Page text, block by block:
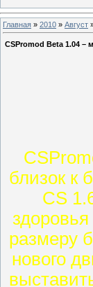
Главная » 2010 » Август
CSPromod Beta 1.04 –
близок к
CS
размеру
нового